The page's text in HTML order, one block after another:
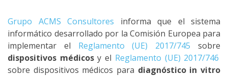
Grupo ACMS Consultores informa que el sistema
informático desarrollado por la Comisión Europea para
implementar el Reglamento (UE) 2017/745 sobre
dispositivos médicosy el Reglamento (UE) 2017/746
sobre dispositivos médicos para diagnóstico in vitro